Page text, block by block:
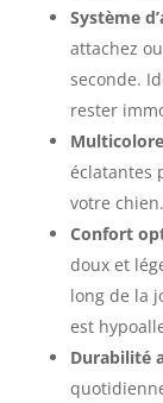
Système
attachez
seconde.
rester
éclatantes
votre chien.
Confort
doux et
long de la
est
Durabilité